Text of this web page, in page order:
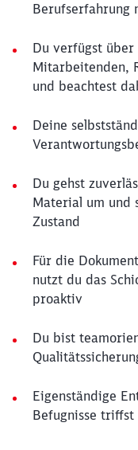
Berufserfahrung
Du verfügst
Mitarbeitenden,
und beachtest
Deine
Du gehst
Material um und
Zustand
Für die
nutzt du das
proaktiv
Du bist
Eigenständige
Befugnisse triffst